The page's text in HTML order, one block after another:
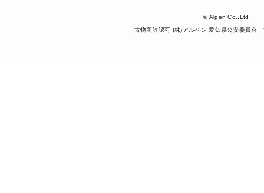
© Alpen Co.,Ltd.
古物商許認可 (株)アルペン 愛知県公安委員